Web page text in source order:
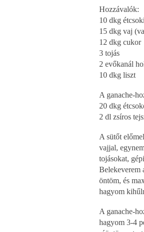
Hozzávalók:
10 dkg
15 dkg vaj
12 dkg cukor
3 tojás
2 evőkanál
10 dkg liszt
A ganache-
20 dkg
2 dl zsíros
A sütőt
vajjal,
tojásokat,
Belekeverem
öntöm, és
hagyom
A ganache-
hagyom 3-4